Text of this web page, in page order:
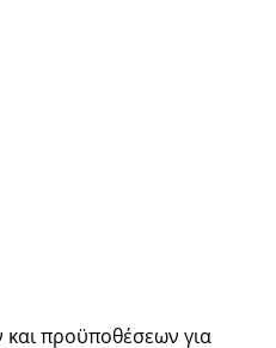
και προϋποθέσεων για